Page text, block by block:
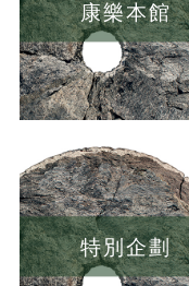
康樂本館
特別企劃